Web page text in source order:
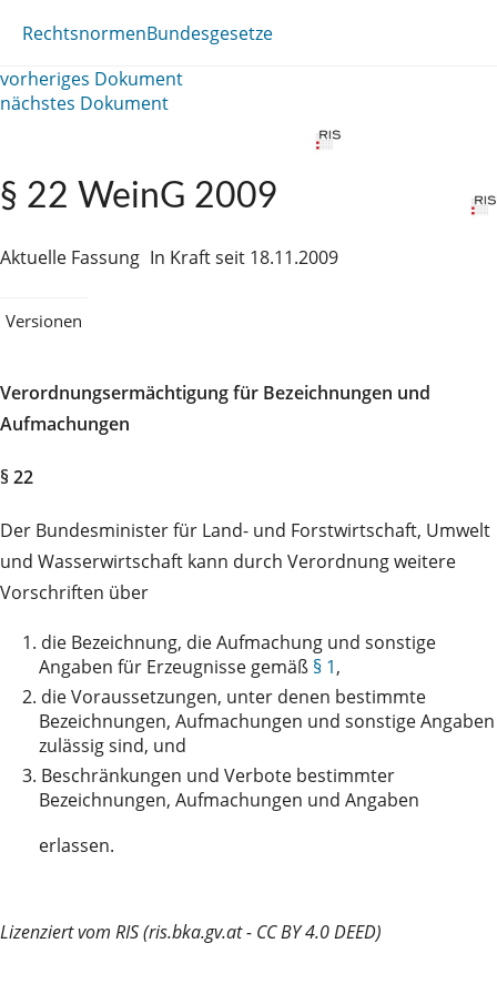
RechtsnormenBundesgesetze
vorheriges Dokument
nächstes Dokument
§ 22 WeinG 2009
Aktuelle Fassung In Kraft seit 18.11.2009
Versionen
Verordnungsermächtigung für Bezeichnungen und
Aufmachungen
§ 22
Der Bundesminister für Land- und Forstwirtschaft, Umwelt
und Wasserwirtschaft kann durch Verordnung weitere
Vorschriften über
1. die Bezeichnung, die Aufmachung und sonstige
Angaben für Erzeugnisse gemäß § 1,
2. die Voraussetzungen, unter denen bestimmte
Bezeichnungen, Aufmachungen und sonstige Angaben
zulässig sind, und
3. Beschränkungen und Verbote bestimmter
Bezeichnungen, Aufmachungen und Angaben
erlassen.
Lizenziert vom RIS (ris.bka.gv.at - CC BY 4.0 DEED)